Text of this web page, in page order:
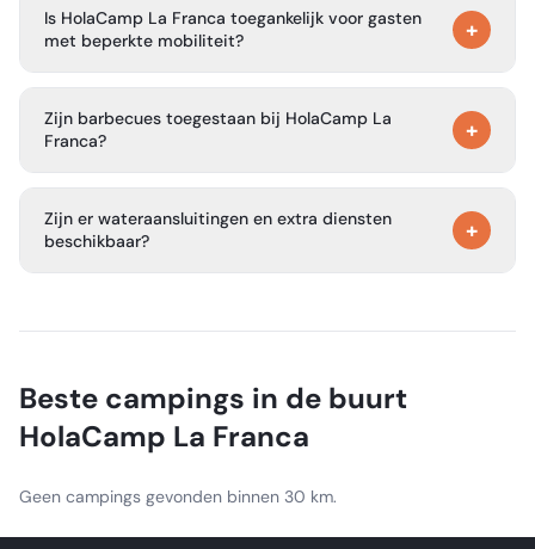
verse producten, boodschappen en strandartikelen voor
uw verblijf.
Is HolaCamp La Franca toegankelijk voor gasten
met beperkte mobiliteit?
+
sanitaire blok, maar biedt momenteel geen aangepaste
accommodaties.
Zijn barbecues toegestaan bij HolaCamp La
Franca?
+
meenemen, mits er geen brandgevaar is. Beperkingen
kunnen gelden in de zomer afhankelijk van lokale
regelgeving.
Zijn er wateraansluitingen en extra diensten
beschikbaar?
+
staanplaatsen, maar er zijn waterpunten in de buurt. De
Beste campings in de buurt
HolaCamp La Franca
Geen campings gevonden binnen 30 km.